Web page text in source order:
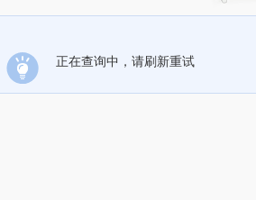
正在查询中，请刷新重试